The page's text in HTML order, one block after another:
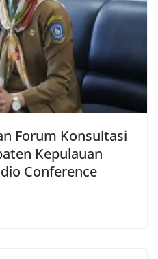
Forum Konsultasi
Kepulauan
Conference